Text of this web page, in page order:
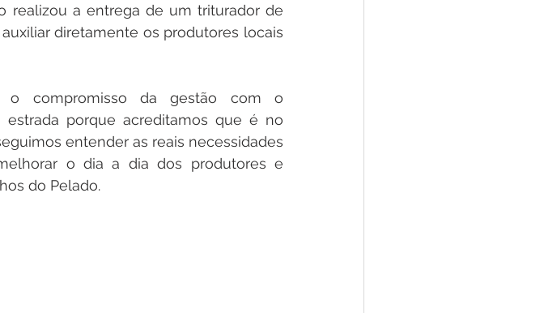
realizou a entrega de um triturador de
diretamente os produtores locais
o compromisso da gestão com o
porque acreditamos que é no
entender as reais necessidades
o dia a dia dos produtores e
do Pelado.